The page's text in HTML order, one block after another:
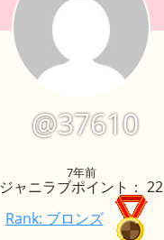
@37610
7年前
ジャニラブポイント： 22
Rank: ブロンズ